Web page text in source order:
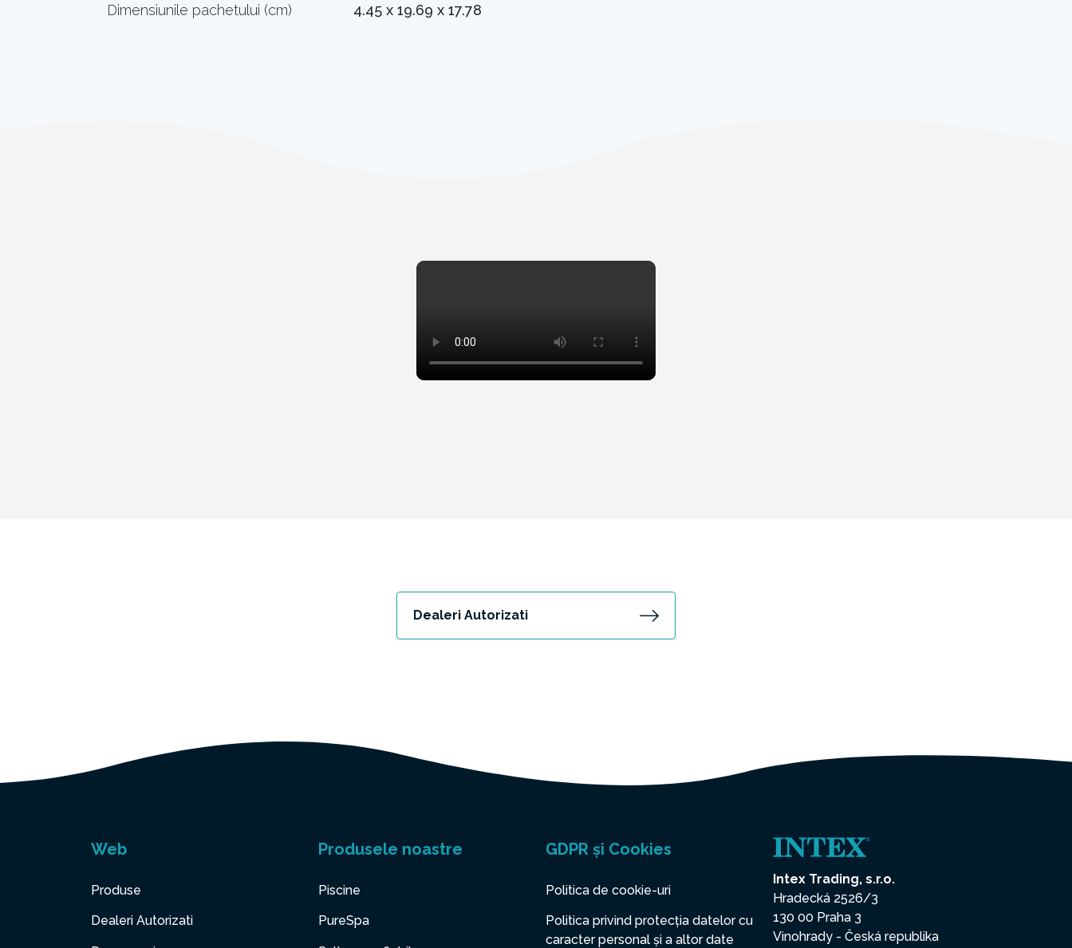
Dimensiunile pachetului (cm) 4.45 x 19.69 x 17.78
Dealeri Autorizati
Web
Produse
Dealeri Autorizati
Produsele noastre
Piscine
PureSpa
GDPR și Cookies
Politica de cookie-uri
Politica privind protecția datelor cu
caracter personal și a altor date
Intex Trading, s.r.o.
Hradecká 2526/3
130 00 Praha 3
Vinohrady - Česká republika